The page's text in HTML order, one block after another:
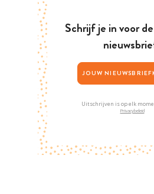
Schrijf je in voor
Uitschrijven is op elk
Privacybeleid